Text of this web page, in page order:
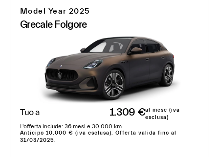
Model Year 2025
Grecale Folgore
Tuo a 1.309 €al mese (iva
esclusa)
L'offerta include: 36 mesi e 30.000 km
Anticipo 10.000 € (iva esclusa). Offerta valida fino al
31/03/2025.